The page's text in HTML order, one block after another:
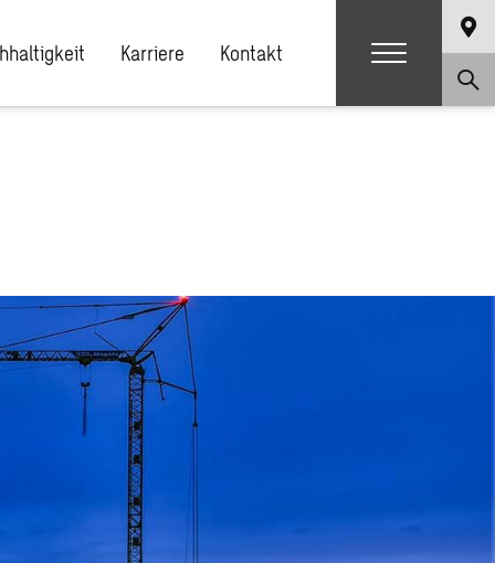
Karriere Kontakt